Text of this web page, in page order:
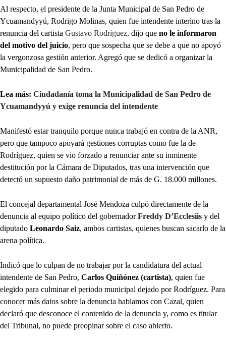
Al respecto, el presidente de la Junta Municipal de San Pedro de
Ycuamandyyú, Rodrigo Molinas, quien fue intendente interino tras la
renuncia del cartista Gustavo Rodríguez, dijo que no le informaron
del motivo del juicio, pero que sospecha que se debe a que no apoyó
la vergonzosa gestión anterior. Agregó que se dedicó a organizar la
Municipalidad de San Pedro.
Lea más: Ciudadanía toma la Municipalidad de San Pedro de
Ycuamandyyú y exige renuncia del intendente
Manifestó estar tranquilo porque nunca trabajó en contra de la ANR,
pero que tampoco apoyará gestiones corruptas como fue la de
Rodríguez, quien se vio forzado a renunciar ante su inminente
destitución por la Cámara de Diputados, tras una intervención que
detectó un supuesto daño patrimonial de más de G. 18.000 millones.
El concejal departamental José Mendoza culpó directamente de la
denuncia al equipo político del gobernadorFreddy D’Ecclesiis y del
diputado Leonardo Saiz, ambos cartistas, quienes buscan sacarlo de la
arena política.
Indicó que lo culpan de no trabajar por la candidatura del actual
intendente de San Pedro, Carlos Quiñónez (cartista), quien fue
elegido para culminar el periodo municipal dejado por Rodríguez. Para
conocer más datos sobre la denuncia hablamos con Cazal, quien
declaró que desconoce el contenido de la denuncia y, como es titular
del Tribunal, no puede preopinar sobre el caso abierto.